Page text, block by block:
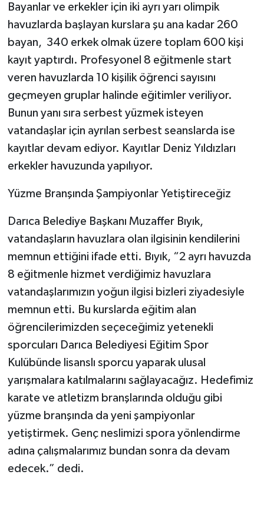
Bayanlar ve erkekler için iki ayrı yarı olimpik
havuzlarda başlayan kurslara şu ana kadar 260
bayan, 340 erkek olmak üzere toplam 600 kişi
kayıt yaptırdı. Profesyonel 8 eğitmenle start
veren havuzlarda 10 kişilik öğrenci sayısını
geçmeyen gruplar halinde eğitimler veriliyor.
Bunun yanı sıra serbest yüzmek isteyen
vatandaşlar için ayrılan serbest seanslarda ise
kayıtlar devam ediyor. Kayıtlar Deniz Yıldızları
erkekler havuzunda yapılıyor.
Yüzme Branşında Şampiyonlar Yetiştireceğiz
Darıca Belediye Başkanı Muzaffer Bıyık,
vatandaşların havuzlara olan ilgisinin kendilerini
memnun ettiğini ifade etti. Bıyık, “2 ayrı havuzda
8 eğitmenle hizmet verdiğimiz havuzlara
vatandaşlarımızın yoğun ilgisi bizleri ziyadesiyle
memnun etti. Bu kurslarda eğitim alan
öğrencilerimizden seçeceğimiz yetenekli
sporcuları Darıca Belediyesi Eğitim Spor
Kulübünde lisanslı sporcu yaparak ulusal
yarışmalara katılmalarını sağlayacağız. Hedefimiz
karate ve atletizm branşlarında olduğu gibi
yüzme branşında da yeni şampiyonlar
yetiştirmek. Genç neslimizi spora yönlendirme
adına çalışmalarımız bundan sonra da devam
edecek.” dedi.